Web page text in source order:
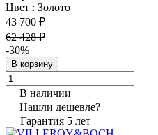
Цвет : Золото
43 700 ₽
62 428 ₽
-30%
В корзину
В наличии
Нашли дешевле?
Гарантия 5 лет